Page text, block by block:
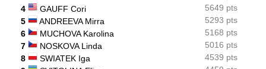
4
GAUFF Cori
5649 pts
5
ANDREEVA Mirra
5293 pts
6
MUCHOVA Karolina
5168 pts
7
NOSKOVA Linda
5016 pts
8
SWIATEK Iga
4539 pts